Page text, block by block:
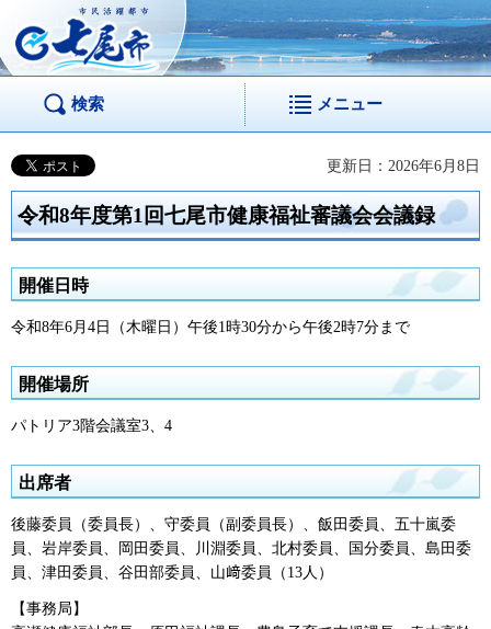
市民活躍都市 七尾
市
検索 メニュー
更新日：2026年6月8日
令和8年度第1回七尾市健康福祉審議会会議録
開催日時
令和8年6月4日（木曜日）午後1時30分から午後2時7分まで
開催場所
パトリア3階会議室3、4
出席者
後藤委員（委員長）、守委員（副委員長）、飯田委員、五十嵐委
員、岩岸委員、岡田委員、川淵委員、北村委員、国分委員、島田委
員、津田委員、谷田部委員、山﨑委員（13人）
【事務局】